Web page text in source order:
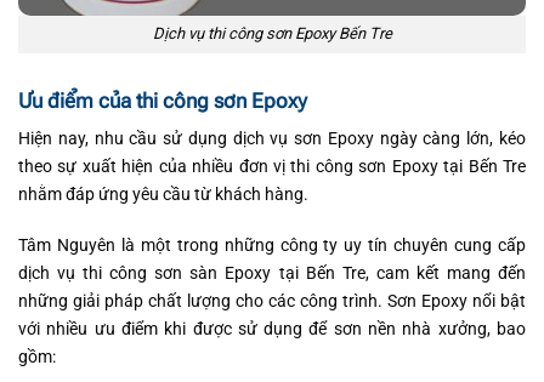
Dịch vụ thi công sơn Epoxy Bến Tre
Ưu điểm của thi công sơn Epoxy
Hiện nay, nhu cầu sử dụng dịch vụ sơn Epoxy ngày càng lớn, kéo
theo sự xuất hiện của nhiều đơn vị thi công sơn Epoxy tại Bến Tre
nhằm đáp ứng yêu cầu từ khách hàng.
Tâm Nguyên là một trong những công ty uy tín chuyên cung cấp
dịch vụ thi công sơn sàn Epoxy tại Bến Tre, cam kết mang đến
những giải pháp chất lượng cho các công trình. Sơn Epoxy nổi bật
với nhiều ưu điểm khi được sử dụng để sơn nền nhà xưởng, bao
gồm: